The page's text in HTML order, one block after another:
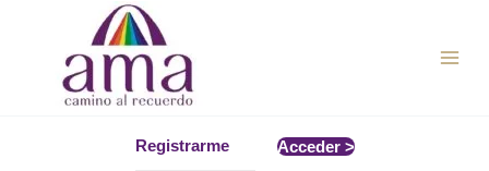
contenido
Registrarme Acceder >